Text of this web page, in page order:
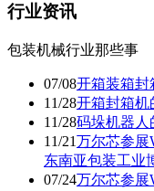
行业资讯
包装机械行业那些事
07/08开箱装箱封
11/28开箱封箱机
11/28码垛机器人
11/21万尔芯参展
东南亚包装工业
07/24万尔芯参展